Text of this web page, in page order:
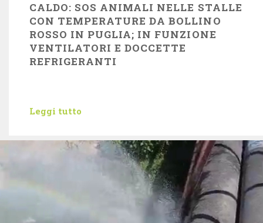
CALDO: SOS ANIMALI NELLE STALLE
CON TEMPERATURE DA BOLLINO
ROSSO IN PUGLIA; IN FUNZIONE
VENTILATORI E DOCCETTE
REFRIGERANTI
Leggi tutto